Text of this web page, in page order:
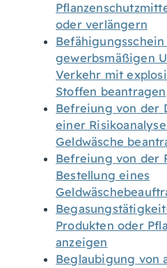
oder verlängern
Befähigungsschein
gewerbsmäßigen
Verkehr mit
Stoffen beantragen
Befreiung von der
einer
Geldwäsche
Befreiung von der
Bestellung eines
Produkten oder
anzeigen
Beglaubigung von